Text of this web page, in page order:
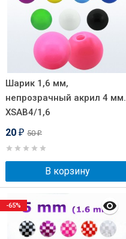
Шарик 1,6 мм,
непрозрачный акрил 4 мм.
XSAB4/1,6
20 ₽ 50₽
В корзину
-65%